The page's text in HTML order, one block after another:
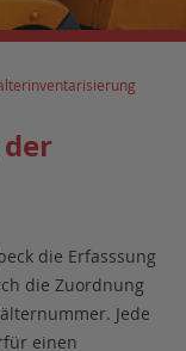
die Erfasssung
die Zuordnung
Jede
einen